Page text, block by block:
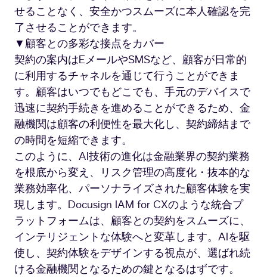
せることなく、安全かつスムーズに本人確認を完
了させることができます。
▼顧客との多彩な接点をカバー
契約の案内はEメールやSMSなど、顧客が日常的
に利用するチャネルを通じて行うことができま
す。顧客はいつでもどこでも、手元のデバイスで
迅速に契約手続きを進めることができるため、金
融機関は顧客の利便性を最大化し、契約締結まで
の時間を短縮できます。
このように、AI技術の進化は金融業界の契約業務
を根底から変え、リスク管理の高度化・抜本的な
業務効率化、パーソナライズされた顧客体験を実
現します。Docusign IAM for CXのような統合プ
ラットフォームは、顧客との契約をスムーズに、
インテリジェントな体験へと変革します。AIを駆
使し、契約体験をデザインする視点が、選ばれ続
ける金融機関となるための鍵となるはずです。